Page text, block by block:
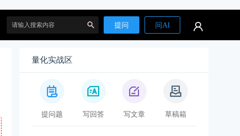
问AI
提问
量化实战区
提问题 写回答 写文章 草稿箱